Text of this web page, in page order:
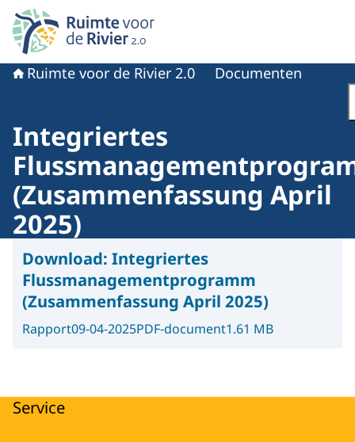
Naar de homepage van Ruimte voor de rivier 2.0
Ruimte voor de Rivier 2.0 Documenten
Integriertes
(Zusammenfassung April
2025)
Download: Integriertes
Flussmanagementprogramm
(Zusammenfassung April 2025)
Rapport09-04-2025PDF-document1.61 MB
Service